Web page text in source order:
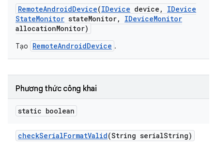
RemoteAndroidDevice(IDevice device ,
IDevice
StateMonitor stateMonitor, IDeviceMonitor
allocationMonitor)
Tạo RemoteAndroidDevice .
Phương thức công khai
static boolean
checkSerialFormatValid(String serialString)